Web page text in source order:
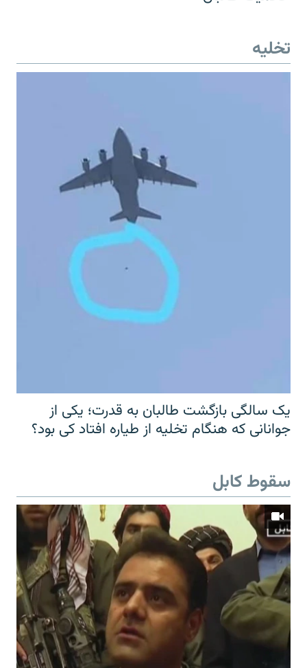
تخلیه
یک سالگی بازگشت طالبان به قدرت؛ یکی از
جوانانی که هنگام تخلیه از طیاره افتاد کی بود؟
سقوط کابل